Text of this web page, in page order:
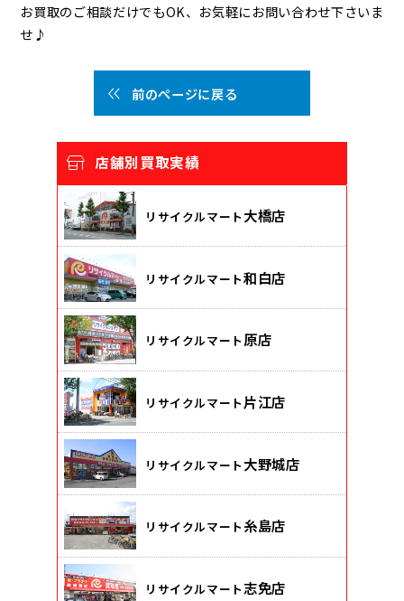
お買取のご相談だけでもOK、お気軽にお問い合わせ下さいま
せ♪
前のページに戻る
店舗別買取実績
リサイクルマート 大橋店
リサイクルマート和白店
リサイクルマート 原店
リサイクルマート片江店
リサイクルマート 大野城店
リサイクルマート 糸島店
リサイクルマート志免店